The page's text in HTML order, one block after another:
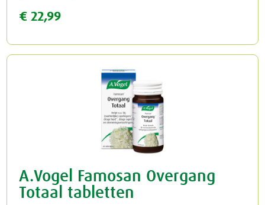
€ 22,99
A.Vogel Famosan Overgang
Totaal tabletten